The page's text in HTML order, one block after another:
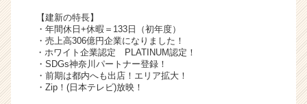
【建新の特長】
・年間休日+休暇＝133日（初年度）
・売上高306億円企業になりました！
・ホワイト企業認定 PLATINUM認定！
・SDGs神奈川パートナー登録！
・前期は都内へも出店！エリア拡大！
・Zip！(日本テレビ)放映！